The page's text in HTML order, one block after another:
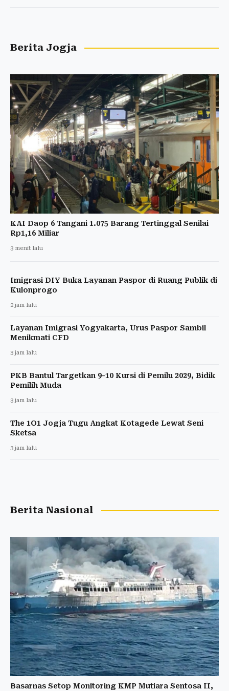
Berita Jogja
KAI Daop 6 Tangani 1.075 Barang Tertinggal Senilai
Rp1,16 Miliar
3 menit lalu
Imigrasi DIY Buka Layanan Paspor di Ruang Publik di
Kulonprogo
2 jam lalu
Layanan Imigrasi Yogyakarta, Urus Paspor Sambil
Menikmati CFD
3 jam lalu
PKB Bantul Targetkan 9-10 Kursi di Pemilu 2029, Bidik
Pemilih Muda
3 jam lalu
The 1O1 Jogja Tugu Angkat Kotagede Lewat Seni
Sketsa
3 jam lalu
Berita Nasional
Basarnas Setop Monitoring KMP Mutiara Sentosa II,